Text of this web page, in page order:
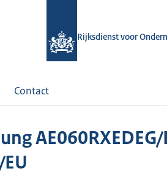
Rijksdienst voor
Contact
AE060RXEDEG/